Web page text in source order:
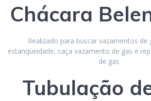
Chácara
Realizado para buscar vazamentos de
estanqueidade, caça vazamento de gas e
de gas
Tubulação